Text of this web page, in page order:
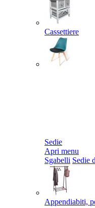
Cassettiere
Sedie
Apri menu
Sgabelli Sedie
Appendiabiti,